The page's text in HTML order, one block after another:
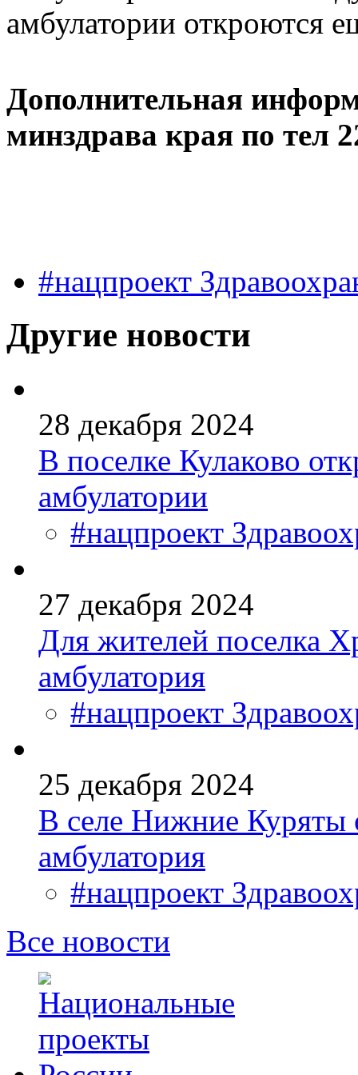
амбулатории откроются
Дополнительная
минздрава края по тел
#нацпроект
Другие новости
28 декабря 2024
В поселке Кулаково
амбулатории
#нацпроект
27 декабря 2024
Для жителей поселка
амбулатория
#нацпроект
25 декабря 2024
В селе Нижние Куряты
амбулатория
#нацпроект
Все новости